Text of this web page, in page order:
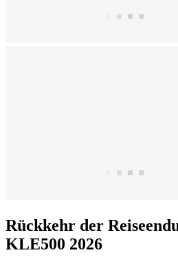
Rückkehr der
KLE500 2026